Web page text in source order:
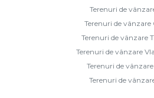
Terenuri de
Terenuri de vânzare
Terenuri de vânzare
Terenuri de vânzare
Terenuri de
Terenuri de